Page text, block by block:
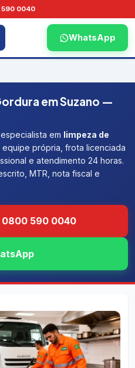
590 0040
WhatsApp
em Suzano —
em limpeza de
equipe própria, frota licenciada
e atendimento 24 horas.
MTR, nota fiscal e
0800 590 0040